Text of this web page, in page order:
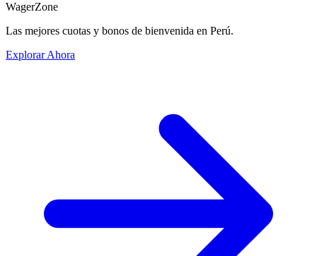
WagerZone
Las mejores cuotas y bonos de bienvenida en Perú.
Explorar Ahora